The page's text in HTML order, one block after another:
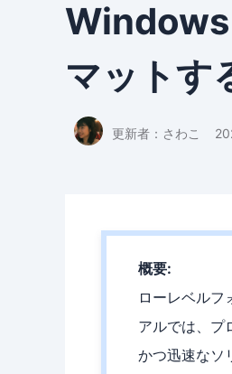
Windows
マットす
更新者： さわこ
概要:
ローレベルフ
アルでは、プ
かつ迅速なソ